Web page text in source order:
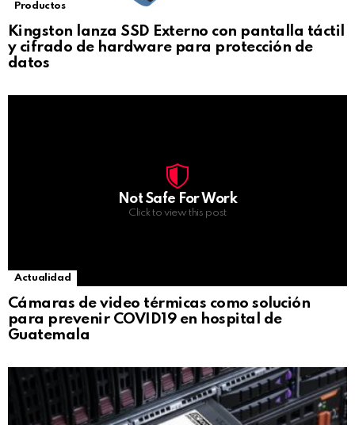
Productos
Kingston lanza SSD Externo con pantalla táctil
y cifrado de hardware para protección de
datos
Not Safe For Work
Click to view this post
Actualidad
Cámaras de video térmicas como solución
para prevenir COVID19 en hospital de
Guatemala